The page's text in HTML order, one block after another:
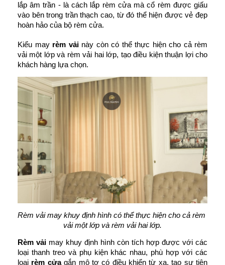
lắp âm trần - là cách lắp rèm cửa mà cổ rèm được giấu
vào bên trong trần thạch cao, từ đó thể hiện được vẻ đẹp
hoàn hảo của bộ rèm cửa.
Kiểu may rèm vải này còn có thể thực hiện cho cả rèm
vải một lớp và rèm vải hai lớp, tạo điều kiện thuận lợi cho
khách hàng lựa chọn.
Rèm vải may khuy định hình có thể thực hiện cho cả rèm
vải một lớp và rèm vải hai lớp.
Rèm vải may khuy định hình còn tích hợp được với các
loại thanh treo và phụ kiện khác nhau, phù hợp với các
loại rèm cửa gắn mô tơ có điều khiển từ xa, tạo sự tiện